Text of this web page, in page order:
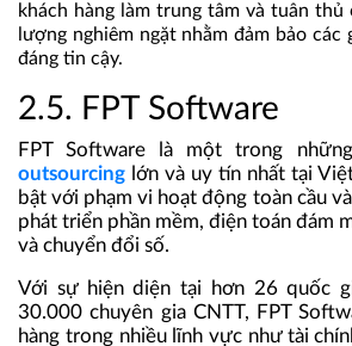
khách hàng làm trung tâm và tuân thủ
lượng nghiêm ngặt nhằm đảm bảo các
đáng tin cậy.
2.5. FPT Software
FPT Software là một trong
outsourcing lớn và uy tín nhất tại
bật với phạm vi hoạt động toàn cầu
phát triển phần mềm, điện toán đám
và chuyển đổi số.
Với sự hiện diện tại hơn 26 quốc
30.000 chuyên gia CNTT, FPT
hàng trong nhiều lĩnh vực như tài